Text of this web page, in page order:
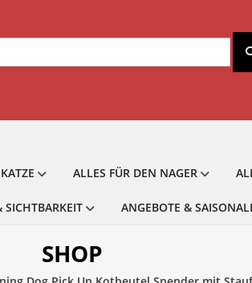
ALLES FÜR DEN NAGER
SICHTBARKEIT ANGEBOTE &
SHOP